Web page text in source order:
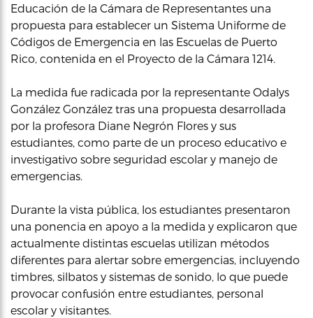
Educación de la Cámara de Representantes una
propuesta para establecer un Sistema Uniforme de
Códigos de Emergencia en las Escuelas de Puerto
Rico, contenida en el Proyecto de la Cámara 1214.
La medida fue radicada por la representante Odalys
González González tras una propuesta desarrollada
por la profesora Diane Negrón Flores y sus
estudiantes, como parte de un proceso educativo e
investigativo sobre seguridad escolar y manejo de
emergencias.
Durante la vista pública, los estudiantes presentaron
una ponencia en apoyo a la medida y explicaron que
actualmente distintas escuelas utilizan métodos
diferentes para alertar sobre emergencias, incluyendo
timbres, silbatos y sistemas de sonido, lo que puede
provocar confusión entre estudiantes, personal
escolar y visitantes.